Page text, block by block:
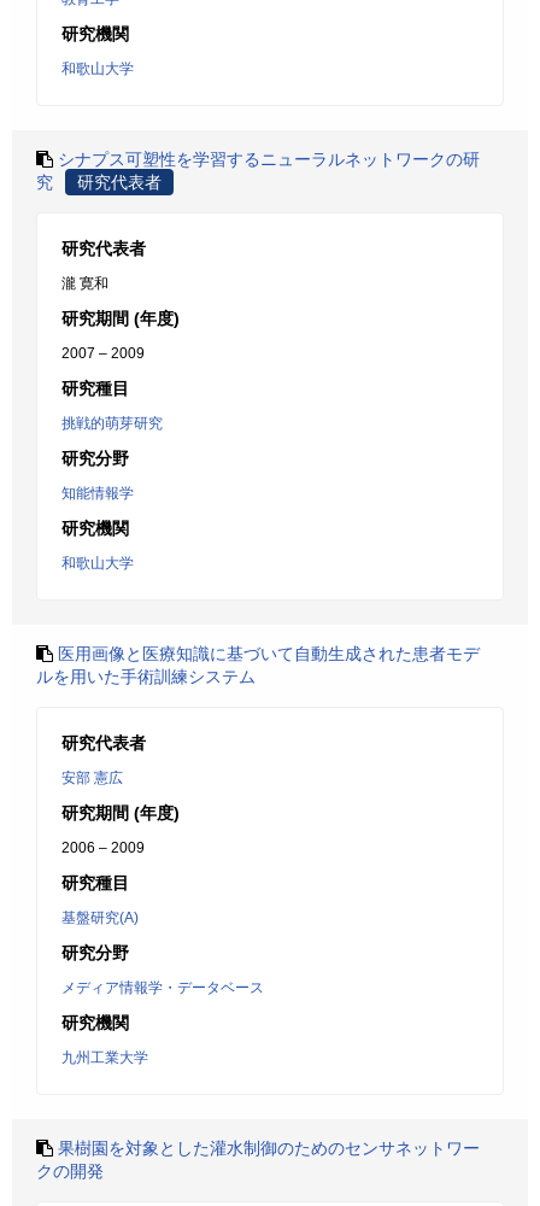
研究機関
和歌山大学
シナプス可塑性を学習するニューラルネットワークの研
究
研究代表者
研究代表者
瀧 寛和
研究期間 (年度)
2007 – 2009
研究種目
挑戦的萌芽研究
研究分野
知能情報学
研究機関
和歌山大学
医用画像と医療知識に基づいて自動生成された患者モデ
ルを用いた手術訓練システム
研究代表者
安部 憲広
研究期間 (年度)
2006 – 2009
研究種目
基盤研究(A)
研究分野
メディア情報学・データベース
研究機関
九州工業大学
果樹園を対象とした灌水制御のためのセンサネットワー
クの開発